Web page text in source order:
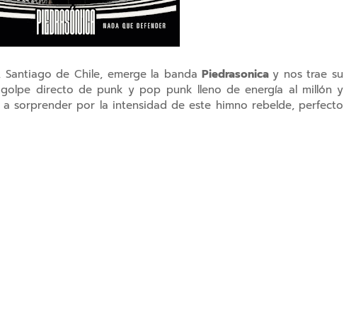
de Chile, emerge la banda Piedrasonica y nos trae su
directo de punk y pop punk lleno de energía al millón y
sorprender por la intensidad de este himno rebelde, perfecto